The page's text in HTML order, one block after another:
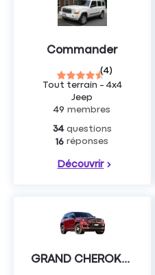
Commander
(4)
Tout terrain - 4x4
Jeep
49 membres
34 questions
16 réponses
Découvrir
GRAND CHEROKEE V